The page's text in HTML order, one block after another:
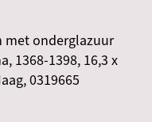
met onderglazuur
1368-1398, 16,3 x
0319665